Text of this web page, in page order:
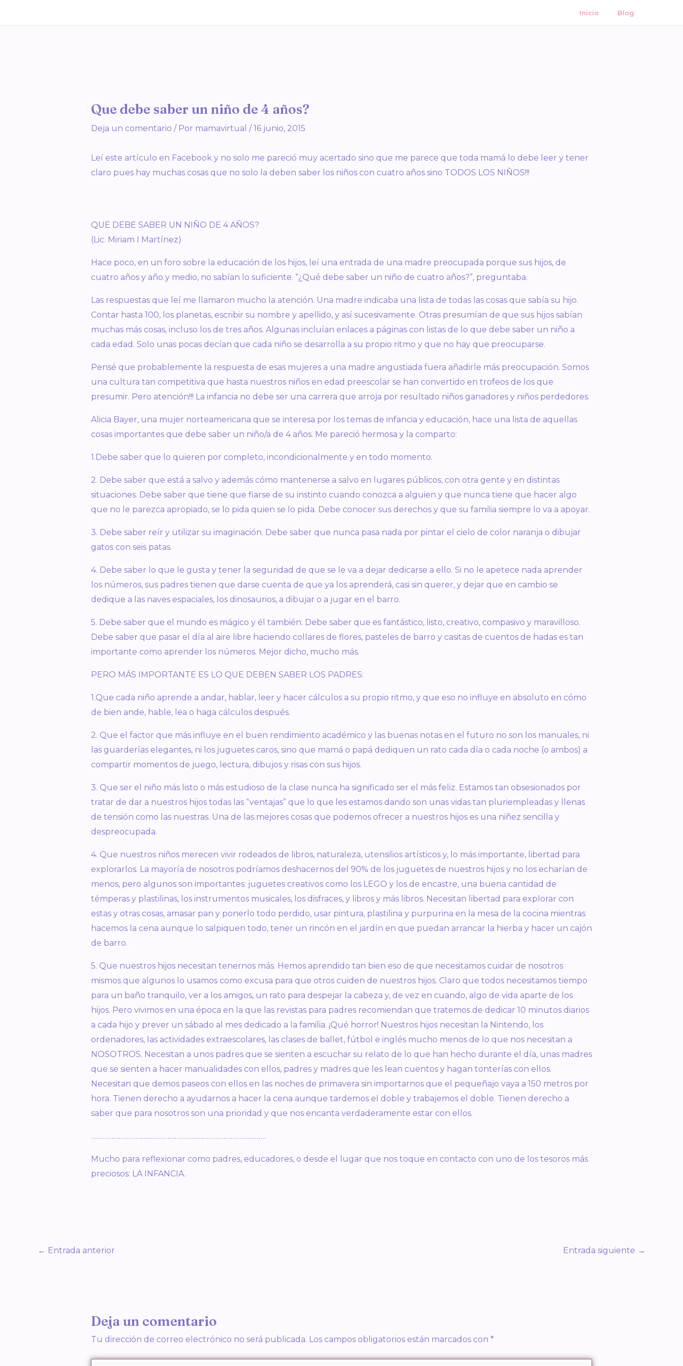
Inicio Blog
Que debe saber un niño de 4 años?
Deja un comentario / Por mamavirtual / 16 junio, 2015
Leí este artículo en Facebook y no solo me pareció muy acertado sino que me parece que toda mamá lo debe leer y tener
claro pues hay muchas cosas que no solo la deben saber los niños con cuatro años sino TODOS LOS NIÑOS!!!
QUE DEBE SABER UN NIÑO DE 4 AÑOS?
(Lic. Miriam I Martínez)
Hace poco, en un foro sobre la educación de los hijos, leí una entrada de una madre preocupada porque sus hijos, de
cuatro años y año y medio, no sabían lo suficiente. “¿Qué debe saber un niño de cuatro años?”, preguntaba.
Las respuestas que leí me llamaron mucho la atención. Una madre indicaba una lista de todas las cosas que sabía su hijo.
Contar hasta 100, los planetas, escribir su nombre y apellido, y así sucesivamente. Otras presumían de que sus hijos sabían
muchas más cosas, incluso los de tres años. Algunas incluían enlaces a páginas con listas de lo que debe saber un niño a
cada edad. Solo unas pocas decían que cada niño se desarrolla a su propio ritmo y que no hay que preocuparse.
Pensé que probablemente la respuesta de esas mujeres a una madre angustiada fuera añadirle más preocupación. Somos
una cultura tan competitiva que hasta nuestros niños en edad preescolar se han convertido en trofeos de los que
presumir. Pero atención!!! La infancia no debe ser una carrera que arroja por resultado niños ganadores y niños perdedores.
Alicia Bayer, una mujer norteamericana que se interesa por los temas de infancia y educación, hace una lista de aquellas
cosas importantes que debe saber un niño/a de 4 años. Me pareció hermosa y la comparto:
1.Debe saber que lo quieren por completo, incondicionalmente y en todo momento.
2. Debe saber que está a salvo y además cómo mantenerse a salvo en lugares públicos, con otra gente y en distintas
situaciones. Debe saber que tiene que fiarse de su instinto cuando conozca a alguien y que nunca tiene que hacer algo
que no le parezca apropiado, se lo pida quien se lo pida. Debe conocer sus derechos y que su familia siempre lo va a apoyar.
3. Debe saber reír y utilizar su imaginación. Debe saber que nunca pasa nada por pintar el cielo de color naranja o dibujar
gatos con seis patas.
4. Debe saber lo que le gusta y tener la seguridad de que se le va a dejar dedicarse a ello. Si no le apetece nada aprender
los números, sus padres tienen que darse cuenta de que ya los aprenderá, casi sin querer, y dejar que en cambio se
dedique a las naves espaciales, los dinosaurios, a dibujar o a jugar en el barro.
5. Debe saber que el mundo es mágico y él también. Debe saber que es fantástico, listo, creativo, compasivo y maravilloso.
Debe saber que pasar el día al aire libre haciendo collares de flores, pasteles de barro y casitas de cuentos de hadas es tan
importante como aprender los números. Mejor dicho, mucho más.
PERO MÁS IMPORTANTE ES LO QUE DEBEN SABER LOS PADRES:
1.Que cada niño aprende a andar, hablar, leer y hacer cálculos a su propio ritmo, y que eso no influye en absoluto en cómo
de bien ande, hable, lea o haga cálculos después.
2. Que el factor que más influye en el buen rendimiento académico y las buenas notas en el futuro no son los manuales, ni
las guarderías elegantes, ni los juguetes caros, sino que mamá o papá dediquen un rato cada día o cada noche (o ambos) a
compartir momentos de juego, lectura, dibujos y risas con sus hijos.
3. Que ser el niño más listo o más estudioso de la clase nunca ha significado ser el más feliz. Estamos tan obsesionados por
tratar de dar a nuestros hijos todas las “ventajas” que lo que les estamos dando son unas vidas tan pluriempleadas y llenas
de tensión como las nuestras. Una de las mejores cosas que podemos ofrecer a nuestros hijos es una niñez sencilla y
despreocupada.
4. Que nuestros niños merecen vivir rodeados de libros, naturaleza, utensilios artísticos y, lo más importante, libertad para
explorarlos. La mayoría de nosotros podríamos deshacernos del 90% de los juguetes de nuestros hijos y no los echarían de
menos, pero algunos son importantes: juguetes creativos como los LEGO y los de encastre, una buena cantidad de
témperas y plastilinas, los instrumentos musicales, los disfraces, y libros y más libros. Necesitan libertad para explorar con
estas y otras cosas, amasar pan y ponerlo todo perdido, usar pintura, plastilina y purpurina en la mesa de la cocina mientras
hacemos la cena aunque lo salpiquen todo, tener un rincón en el jardín en que puedan arrancar la hierba y hacer un cajón
de barro.
5. Que nuestros hijos necesitan tenernos más. Hemos aprendido tan bien eso de que necesitamos cuidar de nosotros
mismos que algunos lo usamos como excusa para que otros cuiden de nuestros hijos. Claro que todos necesitamos tiempo
para un baño tranquilo, ver a los amigos, un rato para despejar la cabeza y, de vez en cuando, algo de vida aparte de los
hijos. Pero vivimos en una época en la que las revistas para padres recomiendan que tratemos de dedicar 10 minutos diarios
a cada hijo y prever un sábado al mes dedicado a la familia. ¡Qué horror! Nuestros hijos necesitan la Nintendo, los
ordenadores, las actividades extraescolares,las clases de ballet, fútbol e inglés mucho menos de lo que nos necesitan a
NOSOTROS. Necesitan a unos padres que se sienten a escuchar su relato de lo que han hecho durante el día, unas madres
que se sienten a hacer manualidades con ellos, padres y madres que les lean cuentos y hagan tonterías con ellos.
Necesitan que demos paseos con ellos en las noches de primavera sin importarnos que el pequeñajo vaya a 150 metros por
hora. Tienen derecho a ayudarnos a hacer la cena aunque tardemos el doble y trabajemos el doble. Tienen derecho a
saber que para nosotros son una prioridad y que nos encanta verdaderamente estar con ellos.
………………………………………………………………………………….
Mucho para reflexionar como padres, educadores, o desde el lugar que nos toque en contacto con uno de los tesoros más
preciosos: LA INFANCIA.
← Entrada anterior Entrada siguiente →
Deja un comentario
Tu dirección de correo electrónico no será publicada. Los campos obligatorios están marcados con *